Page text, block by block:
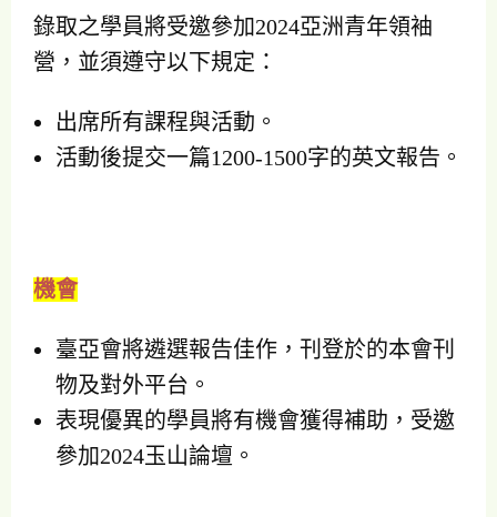
錄取之學員將受邀參加2024亞洲青年領袖
營，並須遵守以下規定：
出席所有課程與活動。
活動後提交一篇1200-1500字的英文報告。
機會
臺亞會將遴選報告佳作，刊登於的本會刊
物及對外平台。
表現優異的學員將有機會獲得補助，受邀
參加2024玉山論壇。